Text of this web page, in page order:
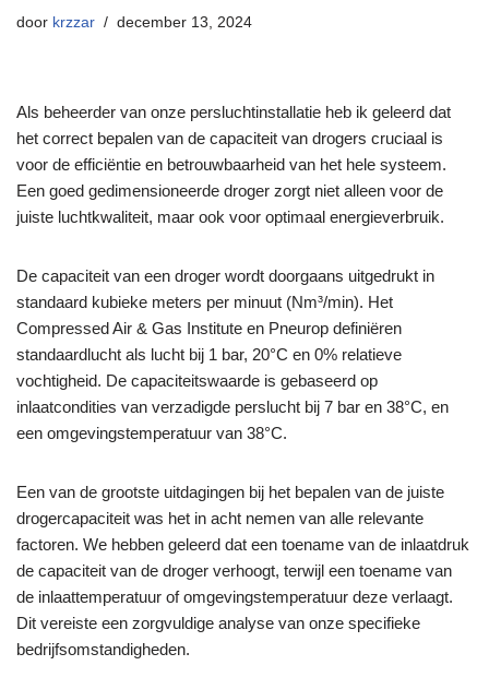
door krzzar december 13, 2024
Als beheerder van onze persluchtinstallatie heb ik geleerd dat
het correct bepalen van de capaciteit van drogers cruciaal is
voor de efficiëntie en betrouwbaarheid van het hele systeem.
Een goed gedimensioneerde droger zorgt niet alleen voor de
juiste luchtkwaliteit, maar ook voor optimaal energieverbruik.
De capaciteit van een droger wordt doorgaans uitgedrukt in
standaard kubieke meters per minuut (Nm³/min). Het
Compressed Air & Gas Institute en Pneurop definiëren
standaardlucht als lucht bij 1 bar, 20°C en 0% relatieve
vochtigheid. De capaciteitswaarde is gebaseerd op
inlaatcondities van verzadigde perslucht bij 7 bar en 38°C, en
een omgevingstemperatuur van 38°C.
Een van de grootste uitdagingen bij het bepalen van de juiste
drogercapaciteit was het in acht nemen van alle relevante
factoren. We hebben geleerd dat een toename van de inlaatdruk
de capaciteit van de droger verhoogt, terwijl een toename van
de inlaattemperatuur of omgevingstemperatuur deze verlaagt.
Dit vereiste een zorgvuldige analyse van onze specifieke
bedrijfsomstandigheden.